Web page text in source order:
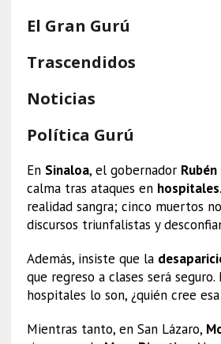
El Gran Gurú
Trascendidos
Noticias
Política Gurú
En Sinaloa, el gobernador Rubén
calma tras ataques en hospitales
realidad sangra; cinco muertos
discursos triunfalistas y
Además, insiste que la
que regreso a clases será seguro.
hospitales lo son, ¿quién cree
Mientras tanto, en San Lázaro,